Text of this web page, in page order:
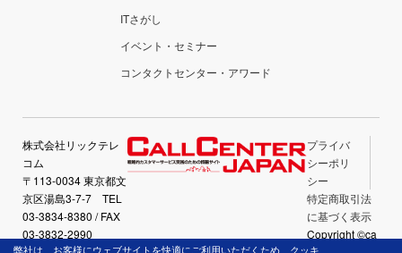
ITさがし
イベント・セミナー
コンタクトセンター・アワード
株式会社リックテレ
コム
〒113-0034 東京都文
京区湯島3-7-7 TEL
03-3834-8380 / FAX
03-3832-2990
プライバ
シーポリ
シー
特定商取引法
に基づく表示
Copyright ©ca
弊社は、お客様にウェブサイトを快適にご利用いただくため、クッキ